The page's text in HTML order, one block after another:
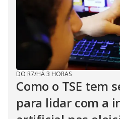
DO R7/HÁ 3 HORAS
Como o TSE tem
para lidar com a